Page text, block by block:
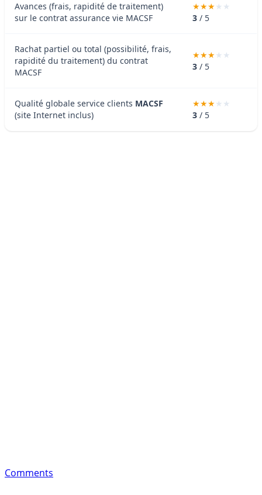
Avances (frais, rapidité de traitement)
sur le contrat assurance vie MACSF
3 / 5
Rachat partiel ou total (possibilité, frais,
rapidité du traitement) du contrat
MACSF
3 / 5
Qualité globale service clients MACSF
(site Internet inclus)
3 / 5
Comments